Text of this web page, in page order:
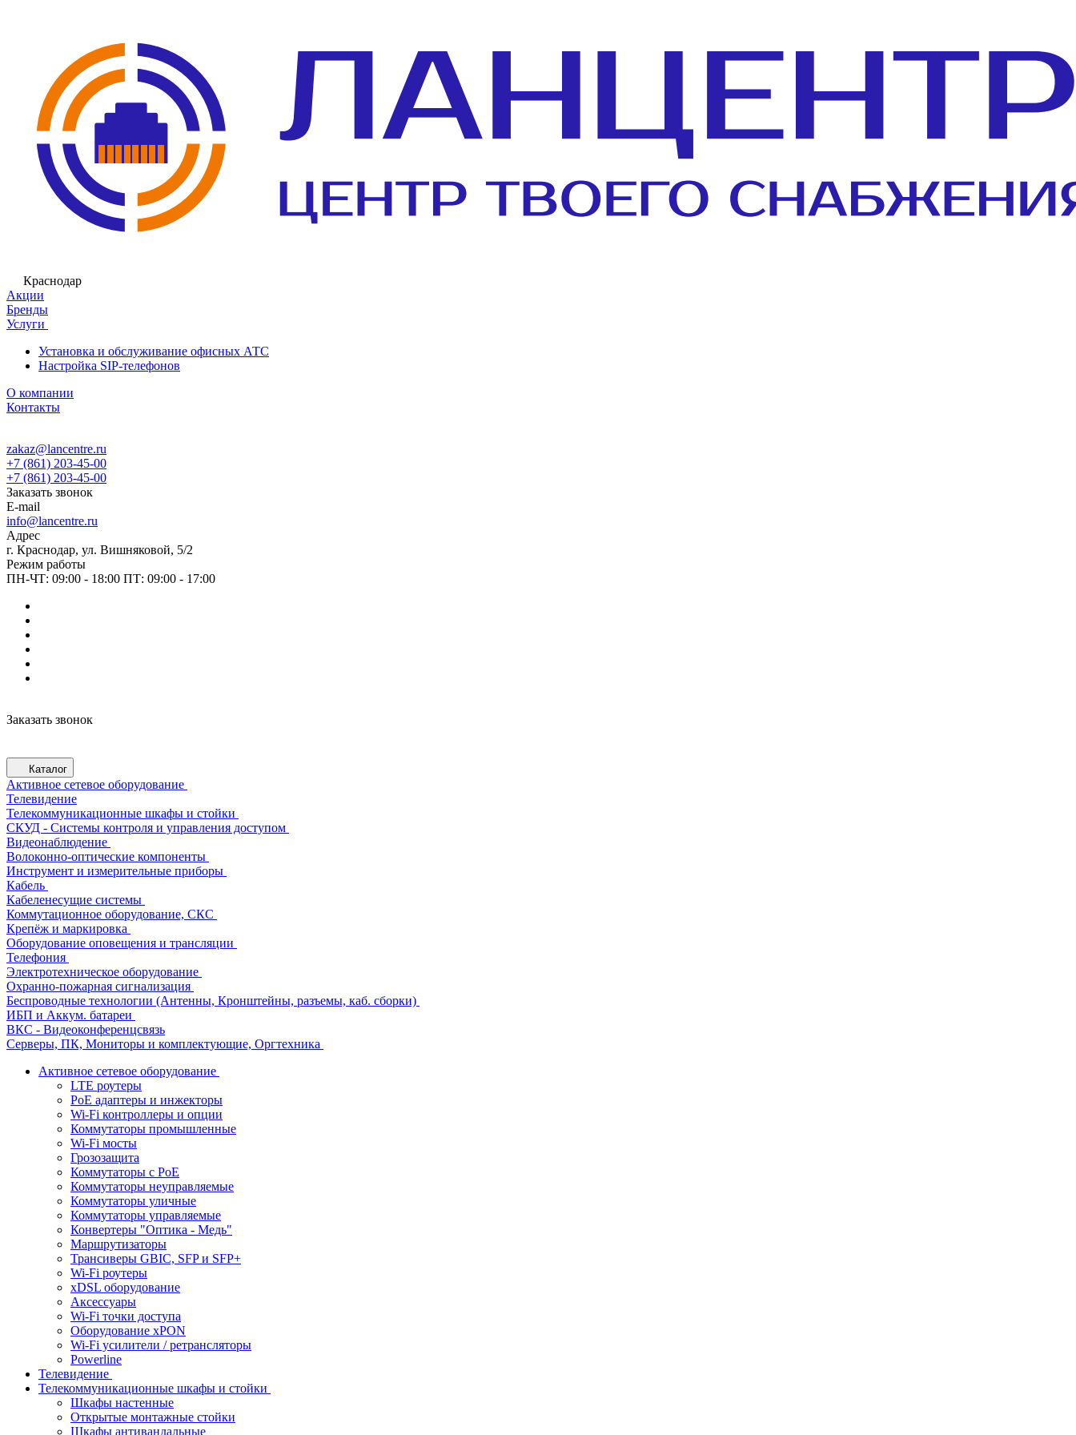
Краснодар
Акции
Бренды
Услуги
Установка и обслуживание офисных АТС
Настройка SIP-телефонов
О компании
Контакты
zakaz@lancentre.ru
+7 (861) 203-45-00
+7 (861) 203-45-00
Заказать звонок
E-mail
info@lancentre.ru
Адрес
г. Краснодар, ул. Вишняковой, 5/2
Режим работы
ПН-ЧТ: 09:00 - 18:00 ПТ: 09:00 - 17:00
Заказать звонок
Каталог
Активное сетевое оборудование
Телевидение
Телекоммуникационные шкафы и стойки
СКУД - Системы контроля и управления доступом
Видеонаблюдение
Волоконно-оптические компоненты
Инструмент и измерительные приборы
Кабель
Кабеленесущие системы
Коммутационное оборудование, СКС
Крепёж и маркировка
Оборудование оповещения и трансляции
Телефония
Электротехническое оборудование
Охранно-пожарная сигнализация
Беспроводные технологии (Антенны, Кронштейны, разъемы, каб. сборки)
ИБП и Аккум. батареи
ВКС - Видеоконференцсвязь
Серверы, ПК, Мониторы и комплектующие, Оргтехника
Активное сетевое оборудование
LTE роутеры
PoE адаптеры и инжекторы
Wi-Fi контроллеры и опции
Коммутаторы промышленные
Wi-Fi мосты
Грозозащита
Коммутаторы c PoE
Коммутаторы неуправляемые
Коммутаторы уличные
Коммутаторы управляемые
Конвертеры "Оптика - Медь"
Маршрутизаторы
Трансиверы GBIC, SFP и SFP+
Wi-Fi роутеры
xDSL оборудование
Аксессуары
Wi-Fi точки доступа
Оборудование хPON
Wi-Fi усилители / ретрансляторы
Powerline
Телевидение
Телекоммуникационные шкафы и стойки
Шкафы настенные
Открытые монтажные стойки
Шкафы антивандальные